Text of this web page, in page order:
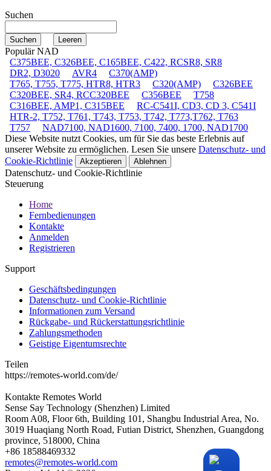
Suchen
Populär NAD
C375BEE, C326BEE, C165BEE, C422, RCSR8, SR8
DR2, D3020
AVR4
C370(AMP)
T765, T755, T775, HTR8, HTR3
C320(AMP)
C326BEE
C320BEE, SR4, RCC320BEE
C356BEE
T758
C316BEE, AMP1, C315BEE
RC-C541I, CD3, CD 3, C541I
HTR-2, T752, T761, T743, T753, T742, T773,T762, T763
T757
NAD7100, NAD1600, 7100, 7400, 1700, NAD1700
Diese Website nutzt Cookies, um für Sie das beste Erlebnis auf
unserer Website zu ermöglichen. Lesen Sie unsere Datenschutz- und
Cookie-Richtlinie
Akzeptieren Ablehnen
Datenschutz- und Cookie-Richtlinie
Steuerung
Home
Fernbedienungen
Kontakte
Anmelden
Registrieren
Support
Geschäftsbedingungen
Datenschutz- und Cookie-Richtlinie
Informationen zum Versand
Rückgabe- und Rückerstattungsrichtlinie
Zahlungsmethoden
Geistige Eigentumsrechte
Teilen
https://remotes-world.com/de/
Kontakte Remotes World
Sense Say Technology (Shenzhen) Limited
Room A08, Floor 6th, Building 101, Shangbu Industrial Area, No.
3019 Huaqiang North Road, Futian District, Shenzhen, Guangdong
province, 518000, China
+86 18588469332
remotes@remotes-world.com